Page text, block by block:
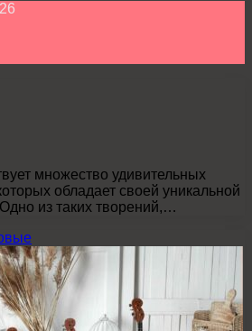
множество удивительных
обладает своей уникальной
из таких творений,…